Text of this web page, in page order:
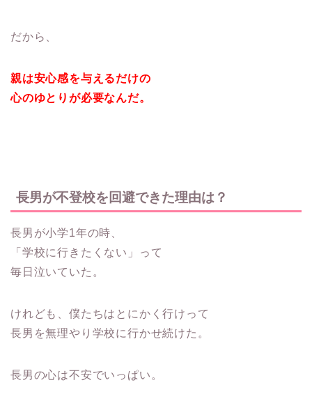
だから、
親は安心感を与えるだけの
心のゆとりが必要なんだ。
長男が不登校を回避できた理由は？
長男が小学1年の時、
「学校に行きたくない」って
毎日泣いていた。
けれども、僕たちはとにかく行けって
長男を無理やり学校に行かせ続けた。
長男の心は不安でいっぱい。